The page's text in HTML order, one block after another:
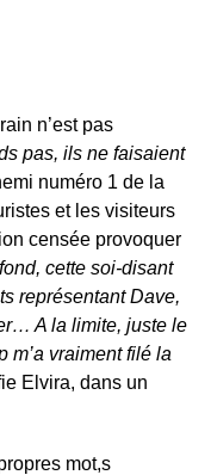
n’est pas
pas, ils ne faisaient
numéro 1 de la
et les visiteurs
censée provoquer
cette soi-disant
représentant Dave,
A la limite, juste le
m’a vraiment filé la
Elvira, dans un
mot,s